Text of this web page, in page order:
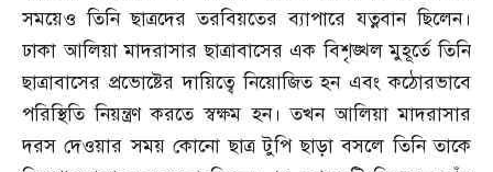
সময়েও তিনি ছাত্রদের তরবিয়তের ব্যাপারে যত্নবান ছিলেন।
ঢাকা আলিয়া মাদরাসার ছাত্রাবাসের এক বিশৃঙ্খল মুহূর্তে তিনি
ছাত্রাবাসের প্রভোষ্টের দায়িত্বে নিয়োজিত হন এবং কঠোরভাবে
পরিস্থিতি নিয়ন্ত্রণ করতে স্বক্ষম হন। তখন আলিয়া মাদরাসার
দরস দেওয়ার সময় কোনো ছাত্র টুপি ছাড়া বসলে তিনি তাকে